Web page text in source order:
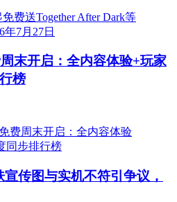
末开启：全内容体验+玩家
榜
传图与实机不符引争议，